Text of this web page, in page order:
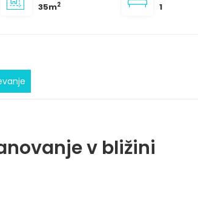
35m2 1
v bližini